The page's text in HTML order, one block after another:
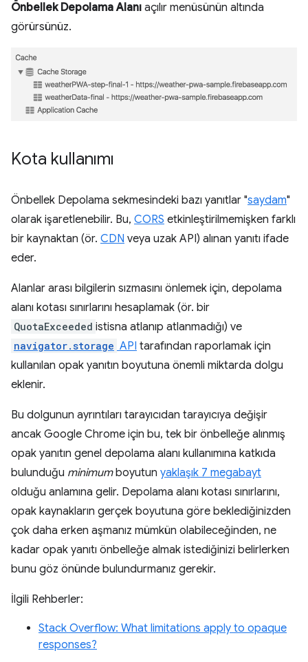
Önbellek Depolama Alanı açılır menüsünün altında
görürsünüz.
Kota kullanımı
Önbellek Depolama sekmesindeki bazı yanıtlar "saydam"
olarak işaretlenebilir. Bu, CORS etkinleştirilmemişken farklı
bir kaynaktan (ör. CDN veya uzak API) alınan yanıtı ifade
eder.
Alanlar arası bilgilerin sızmasını önlemek için, depolama
alanı kotası sınırlarını hesaplamak (ör. bir
QuotaExceeded istisna atlanıp atlanmadığı) ve
navigator.storage API tarafından raporlamak için
kullanılan opak yanıtın boyutuna önemli miktarda dolgu
eklenir.
Bu dolgunun ayrıntıları tarayıcıdan tarayıcıya değişir
ancak Google Chrome için bu, tek bir önbelleğe alınmış
opak yanıtın genel depolama alanı kullanımına katkıda
bulunduğu minimumboyutun yaklaşık 7 megabayt
olduğu anlamına gelir. Depolama alanı kotası sınırlarını,
opak kaynakların gerçek boyutuna göre beklediğinizden
çok daha erken aşmanız mümkün olabileceğinden, ne
kadar opak yanıtı önbelleğe almak istediğinizi belirlerken
bunu göz önünde bulundurmanız gerekir.
İlgili Rehberler:
Stack Overflow: What limitations apply to opaque
responses?